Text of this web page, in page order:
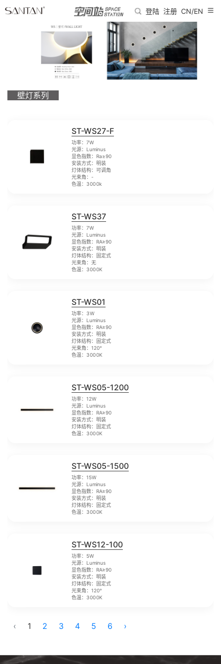
登陆 注册 CN/EN
壁灯系列
ST-WS27-F
功率：7W
光源：Luminus
显色指数：Ra≥90
安装方式：明装
灯体结构：可调角
光束角：-
色温：3000k
ST-WS37
功率：7W
光源：Luminus
显色指数：RA≥90
安装方式：明装
灯体结构：固定式
光束角：无
色温：3000K
ST-WS01
功率：3W
光源：Luminus
显色指数：RA≥90
安装方式：明装
灯体结构：固定式
光束角：120°
色温：3000K
ST-WS05-1200
功率：12W
光源：Luminus
显色指数：RA≥90
安装方式：明装
灯体结构：固定式
色温：3000K
ST-WS05-1500
功率：15W
光源：Luminus
显色指数：RA≥90
安装方式：明装
灯体结构：固定式
色温：3000K
ST-WS12-100
功率：5W
光源：Luminus
显色指数：RA≥90
安装方式：明装
灯体结构：固定式
光束角：120°
色温：3000K
‹ 1 2 3 4 5 6 ›